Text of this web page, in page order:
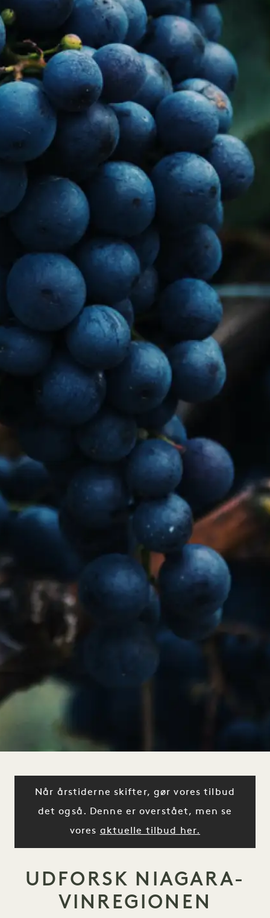
Når årstiderne skifter, gør vores tilbud
det også. Denne er overstået, men se
vores aktuelle tilbud her.
UDFORSK NIAGARA-
VINREGIONEN